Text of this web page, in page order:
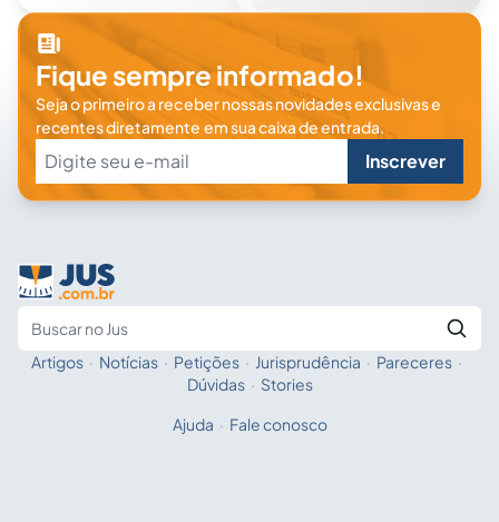
Fique sempre informado!
Seja o primeiro a receber nossas novidades exclusivas e
recentes diretamente em sua caixa de entrada.
Inscrever
Fale com a IA
Artigos · Notícias · Petições · Jurisprudência · Pareceres ·
Dúvidas · Stories
Ajuda · Fale conosco